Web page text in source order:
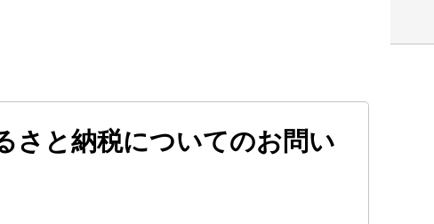
と納税についてのお問い